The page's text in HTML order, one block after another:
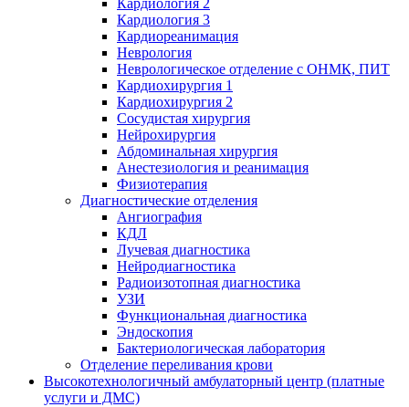
Кардиология 2
Кардиология 3
Кардиореанимация
Неврология
Неврологическое отделение с ОНМК, ПИТ
Кардиохирургия 1
Кардиохирургия 2
Сосудистая хирургия
Нейрохирургия
Абдоминальная хирургия
Анестезиология и реанимация
Физиотерапия
Диагностические отделения
Ангиография
КДЛ
Лучевая диагностика
Нейродиагностика
Радиоизотопная диагностика
УЗИ
Функциональная диагностика
Эндоскопия
Бактериологическая лаборатория
Отделение переливания крови
Высокотехнологичный амбулаторный центр (платные
услуги и ДМС)